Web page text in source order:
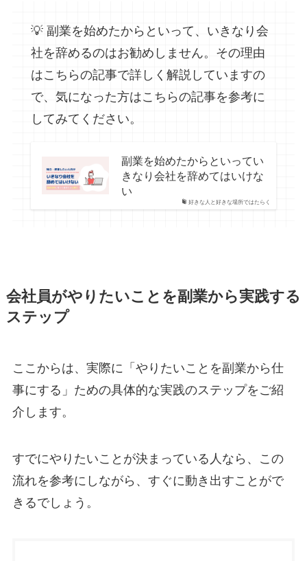
💡 副業を始めたからといって、いきなり会
社を辞めるのはお勧めしません。その理由
はこちらの記事で詳しく解説していますの
で、気になった方はこちらの記事を参考に
してみてください。
好きな人と好きな場所ではたらく
副業を始めたからといってい
きなり会社を辞めてはいけな
い
会社員がやりたいことを副業から実践する
ステップ
ここからは、実際に「やりたいことを副業から仕
事にする」ための具体的な実践のステップをご紹
介します。
すでにやりたいことが決まっている人なら、この
流れを参考にしながら、すぐに動き出すことがで
きるでしょう。